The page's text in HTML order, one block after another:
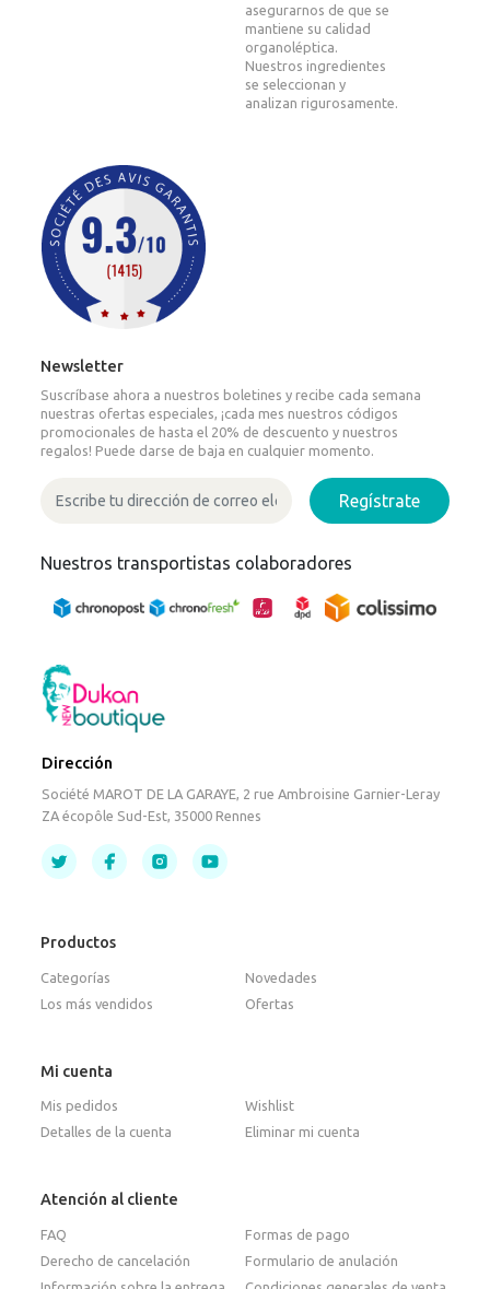
asegurarnos de que se
mantiene su calidad
organoléptica.
Nuestros ingredientes
se seleccionan y
analizan rigurosamente.
Newsletter
Suscríbase ahora a nuestros boletines y recibe cada semana
nuestras ofertas especiales, ¡cada mes nuestros códigos
promocionales de hasta el 20% de descuento y nuestros
regalos! Puede darse de baja en cualquier momento.
Regístrate
Nuestros transportistas colaboradores
Dirección
Société MAROT DE LA GARAYE, 2 rue Ambroisine Garnier-Leray
ZA écopôle Sud-Est, 35000 Rennes
Productos
Categorías
Novedades
Los más vendidos
Ofertas
Mi cuenta
Mis pedidos
Wishlist
Detalles de la cuenta
Eliminar mi cuenta
Atención al cliente
FAQ
Formas de pago
Derecho de cancelación
Formulario de anulación